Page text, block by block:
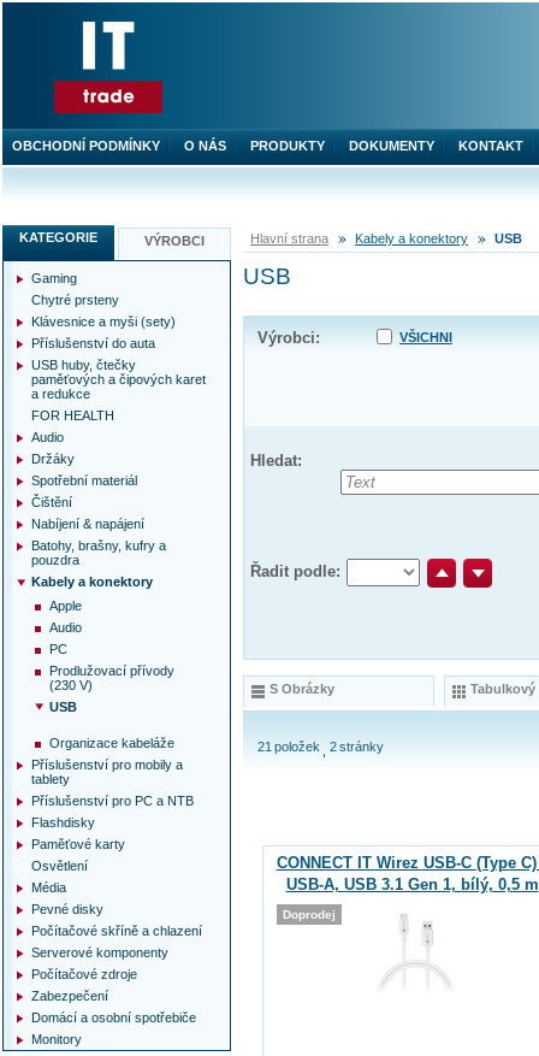
Hlavní strana Kabely a konektory USB
USB
Výrobci: VŠICHNI
Hledat:
Řadit podle:
S Obrázky Tabulkový
21 položek 2stránky
CONNECT IT Wirez USB-C (Type
USB-A, USB 3.1 Gen 1, bílý, 0,5 m
Doprodej
KATEGORIE VÝROBCI
Gaming
Chytré prsteny
Klávesnice a myši (sety)
Příslušenství do auta
USB huby, čtečky
paměťových a čipových karet
a redukce
FOR HEALTH
Audio
Držáky
Spotřební materiál
Čištění
Nabíjení & napájení
Batohy, brašny, kufry a
pouzdra
Kabely a konektory
Apple
Audio
PC
Prodlužovací přívody
(230 V)
USB
Organizace kabeláže
Příslušenství pro mobily a
tablety
Příslušenství pro PC a NTB
Flashdisky
Paměťové karty
Osvětlení
Média
Pevné disky
Počítačové skříně a chlazení
Serverové komponenty
Počítačové zdroje
Zabezpečení
Domácí a osobní spotřebiče
Monitory
OBCHODNÍ PODMÍNKY O NÁS PRODUKTY DOKUMENTY KONTAKT